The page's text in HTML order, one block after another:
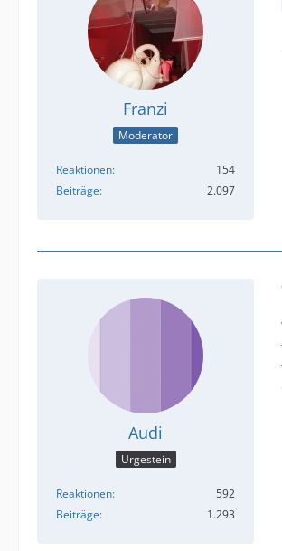
Franzi
Moderator
Reaktionen
154
Beiträge
2.097
Audi
Urgestein
Reaktionen
592
Beiträge
1.293